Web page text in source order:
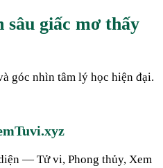
giấc mơ thấy
góc nhìn tâm lý học hiện đại.
— Tử vi, Phong thủy, Xem